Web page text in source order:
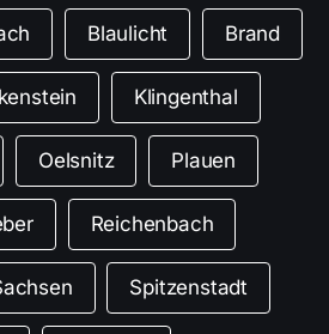
Blaulicht Brand
Klingenthal
Oelsnitz Plauen
Reichenbach
Spitzenstadt